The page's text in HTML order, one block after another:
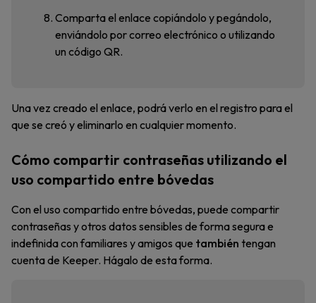
Comparta el enlace copiándolo y pegándolo,
enviándolo por correo electrónico o utilizando
un código QR.
Una vez creado el enlace, podrá verlo en el registro para el
que se creó y eliminarlo en cualquier momento.
Cómo compartir contraseñas utilizando el
uso compartido entre bóvedas
Con el uso compartido entre bóvedas, puede compartir
contraseñas y otros datos sensibles de forma segura e
indefinida con familiares y amigos que también tengan
cuenta de Keeper. Hágalo de esta forma.